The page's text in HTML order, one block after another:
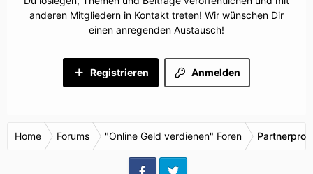
anderen Mitgliedern in Kontakt treten! Wir wünschen Dir
einen anregenden Austausch!
Anmelden
Registrieren
Home Forums "Online Geld verdienen" Foren